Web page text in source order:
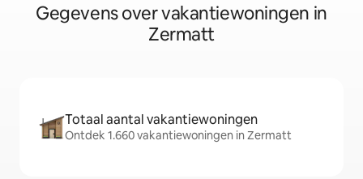
Gegevens over vakantiewoningen in
Zermatt
Totaal aantal vakantiewoningen
Ontdek 1.660 vakantiewoningen in Zermatt